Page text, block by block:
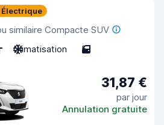
Électrique
similaire Compacte SUV
Climatisation 5
31,87 €
par jour
Annulation gratuite